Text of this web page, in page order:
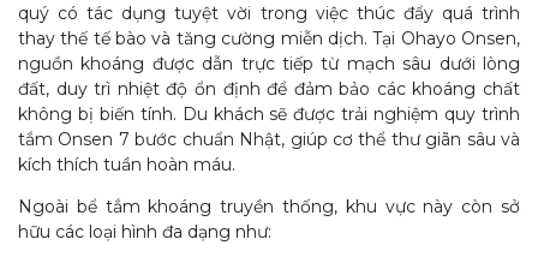
quý có tác dụng tuyệt vời trong việc thúc đẩy quá trình
thay thế tế bào và tăng cường miễn dịch. Tại Ohayo Onsen,
nguồn khoáng được dẫn trực tiếp từ mạch sâu dưới lòng
đất, duy trì nhiệt độ ổn định để đảm bảo các khoáng chất
không bị biến tính. Du khách sẽ được trải nghiệm quy trình
tắm Onsen 7 bước chuẩn Nhật, giúp cơ thể thư giãn sâu và
kích thích tuần hoàn máu.
Ngoài bể tắm khoáng truyền thống, khu vực này còn sở
hữu các loại hình đa dạng như: